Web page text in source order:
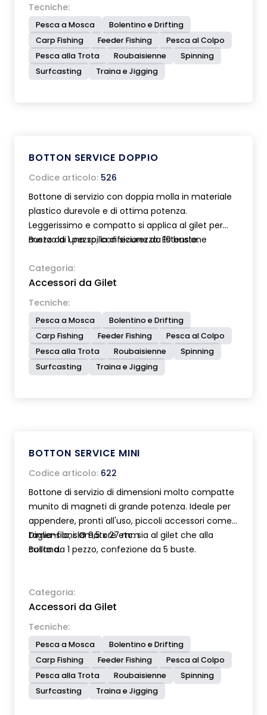
Tecniche:
Pesca a Mosca
Bolentino e Drifting
Carp Fishing
Feeder Fishing
Pesca al Colpo
Pesca alla Trota
Roubaisienne
Spinning
Surfcasting
Traina e Jigging
BOTTON SERVICE DOPPIO
Codice articolo: 526
Bottone di servizio con doppia molla in materiale
plastico durevole e di ottima potenza.
Leggerissimo e compatto si applica al gilet per
mezzo di una spilla di sicurezza. Estensione
ondulata espansa ad alta densità utile per
appendere le mosche. Moschettoni in acciaio
inox.
Busta da 1 pezzo, confezione da 10 buste.
Categoria:
Accessori da Gilet
Tecniche:
Pesca a Mosca
Bolentino e Drifting
Carp Fishing
Feeder Fishing
Pesca al Colpo
Pesca alla Trota
Roubaisienne
Spinning
Surfcasting
Traina e Jigging
BOTTON SERVICE MINI
Codice articolo: 622
Bottone di servizio di dimensioni molto compatte
munito di magneti di grande potenza. Ideale per
appendere, pronti all'uso, piccoli accessori come
taglia-filo, slamatore etc. sia al gilet che alla
collana.
Dimensioni: Ø 9,5 x 27 mm
Busta da 1 pezzo, confezione da 5 buste.
Categoria:
Accessori da Gilet
Tecniche:
Pesca a Mosca
Bolentino e Drifting
Carp Fishing
Feeder Fishing
Pesca al Colpo
Pesca alla Trota
Roubaisienne
Spinning
Surfcasting
Traina e Jigging